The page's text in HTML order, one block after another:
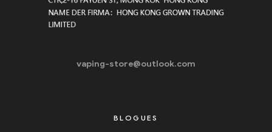
vaping-store@outlook.com
BLOGUES